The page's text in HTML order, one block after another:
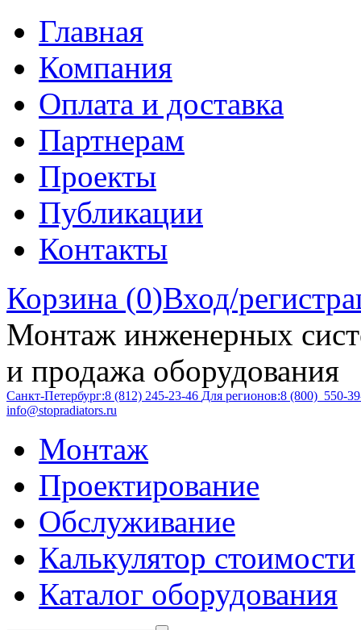
Главная
Компания
Оплата и доставка
Партнерам
Проекты
Публикации
Контакты
Корзина (0)Вход/
Монтаж инженерных
и продажа оборудования
Санкт-Петербург:8 (812) 245-23-46 Для регионов:8 (800) 550-
info@stopradiators.ru
Монтаж
Проектирование
Обслуживание
Калькулятор стоимости
Каталог оборудования